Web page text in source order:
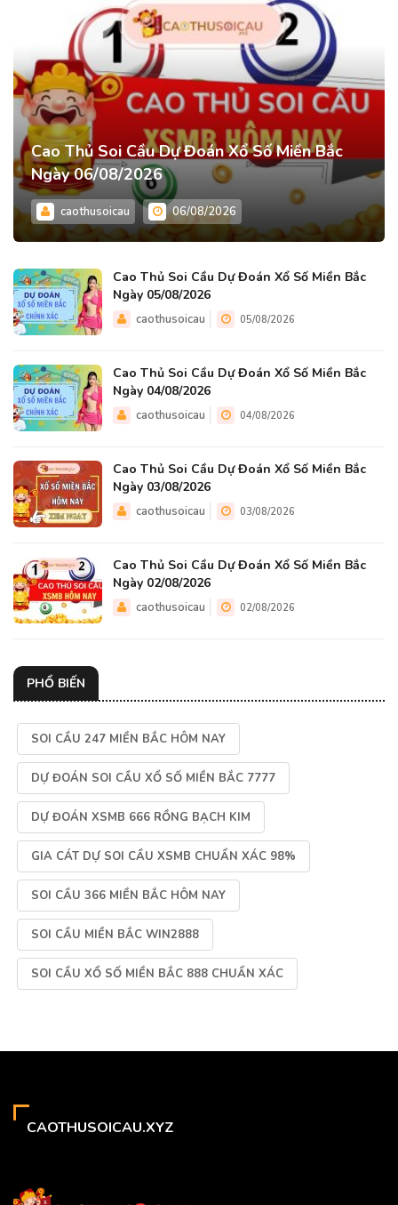
Cao Thủ Soi Cầu Dự Đoán Xổ Số Miền Bắc
Ngày 06/08/2026
caothusoicau 06/08/2026
Cao Thủ Soi Cầu Dự Đoán Xổ Số Miền Bắc
Ngày 05/08/2026
caothusoicau 05/08/2026
Cao Thủ Soi Cầu Dự Đoán Xổ Số Miền Bắc
Ngày 04/08/2026
caothusoicau 04/08/2026
Cao Thủ Soi Cầu Dự Đoán Xổ Số Miền Bắc
Ngày 03/08/2026
caothusoicau 03/08/2026
Cao Thủ Soi Cầu Dự Đoán Xổ Số Miền Bắc
Ngày 02/08/2026
caothusoicau 02/08/2026
PHỔ BIẾN
SOI CẦU 247 MIỀN BẮC HÔM NAY
DỰ ĐOÁN SOI CẦU XỔ SỐ MIỀN BẮC 7777
DỰ ĐOÁN XSMB 666 RỒNG BẠCH KIM
GIA CÁT DỰ SOI CẦU XSMB CHUẨN XÁC 98%
SOI CẦU 366 MIỀN BẮC HÔM NAY
SOI CẦU MIỀN BẮC WIN2888
SOI CẦU XỔ SỐ MIỀN BẮC 888 CHUẨN XÁC
CAOTHUSOICAU.XYZ